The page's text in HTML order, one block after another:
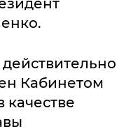
Кабинетом